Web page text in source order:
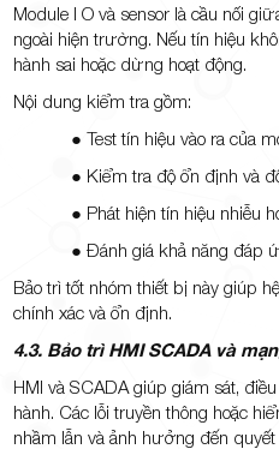
Module I O và sensor là cầu nối
ngoài hiện trường. Nếu tín hiệu
hành sai hoặc dừng hoạt động.
Nội dung kiểm tra gồm:
● Test tín hiệu vào ra của
● Kiểm tra độ ổn định và
● Phát hiện tín hiệu nhiễu
● Đánh giá khả năng đáp
Bảo trì tốt nhóm thiết bị này giúp
chính xác và ổn định.
4.3. Bảo trì HMI SCADA và
HMI và SCADA giúp giám sát,
hành. Các lỗi truyền thông hoặc
nhầm lẫn và ảnh hưởng đến quyết